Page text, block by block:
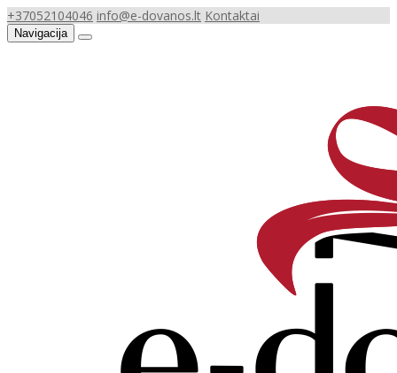
+37052104046 info@e-dovanos.lt Kontaktai
Navigacija